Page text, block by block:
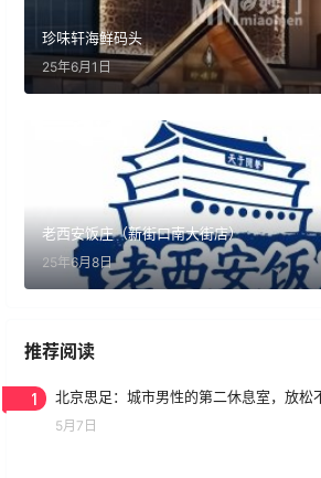
珍味轩海鲜码头
25年6月1日
老西安饭庄（新街口南大街店）
25年6月8日
推荐阅读
1 北京思足：城市男性的第二休息室，放松
5月7日